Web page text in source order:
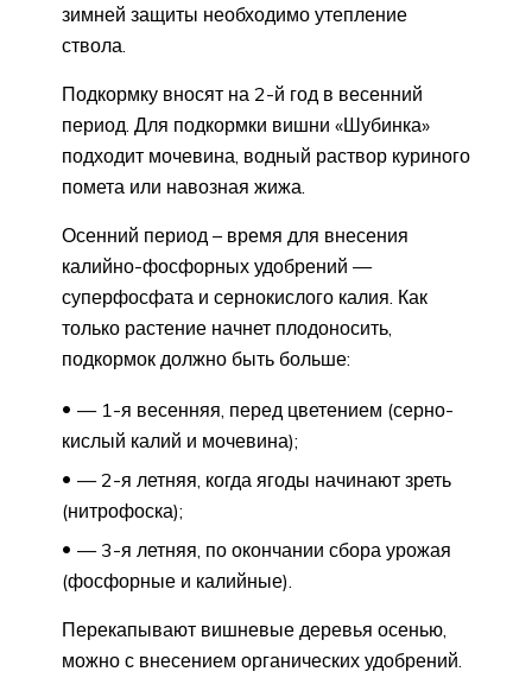
зимней защиты необходимо утепление
ствола.
Подкормку вносят на 2-й год в весенний
период. Для подкормки вишни «Шубинка»
подходит мочевина, водный раствор куриного
помета или навозная жижа.
Осенний период – время для внесения
калийно-фосфорных удобрений —
суперфосфата и сернокислого калия. Как
только растение начнет плодоносить,
подкормок должно быть больше:
— 1-я весенняя, перед цветением (серно-
кислый калий и мочевина);
— 2-я летняя, когда ягоды начинают зреть
(нитрофоска);
— 3-я летняя, по окончании сбора урожая
(фосфорные и калийные).
Перекапывают вишневые деревья осенью,
можно с внесением органических удобрений.